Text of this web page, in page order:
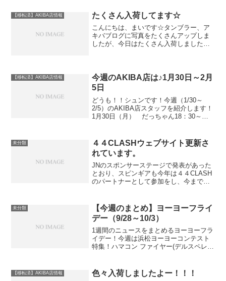
【移転済】AKIBA店情報 たくさん入荷してます☆
こんにちは、まいです☆タンブラー、ア
キバブログに写真をたくさんアップしま
したが、今日はたくさん入荷しました☆
てください♪ではでは～☆
【移転済】AKIBA店情報
今週のAKIBA店は♪1月30日～2月
5日
どうも！！シュンです！今週（1/30～
2/5）のAKIBA店スタッフを紹介します！
1月30日（月） だっちゃん18：30～
30「ヨーヨーワークショップ」2月1日...
未分類
４４CLASHウェブサイト更新さ
れています。
JNのスポンサーステージで発表があった
とおり、スピンギアも今年は４４CLASH
のパートナーとして参加をし、今まで以
報も逐一チェックしていただき、イベン
ト当日まで...
未分類
【今週のまとめ】ヨーヨーフライ
デー（9/28～10/3）
1週間のニュースをまとめるヨーヨーフラ
イデー！今週は浜松ヨーヨーコンテスト
特集！ハマコン ファイヤー(デルスペレイ
シュッター ハマコンVer. / ...
【移転済】AKIBA店情報 色々入荷しましたよー！！！